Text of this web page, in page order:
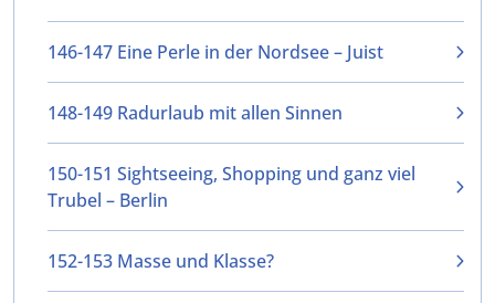
146-147 Eine Perle in der Nordsee – Juist
148-149 Radurlaub mit allen Sinnen
150-151 Sightseeing, Shopping und ganz viel
Trubel – Berlin
152-153 Masse und Klasse?